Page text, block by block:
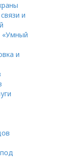
и
«Умный
и